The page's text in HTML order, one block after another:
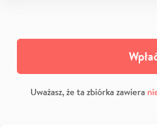
Uważasz, że ta zbiórka zawiera